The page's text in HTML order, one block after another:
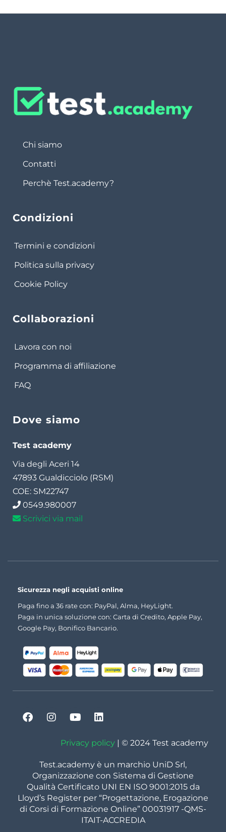
Chi siamo
Contatti
Perchè Test.academy?
Condizioni
Termini e condizioni
Politica sulla privacy
Cookie Policy
Collaborazioni
Lavora con noi
Programma di affiliazione
FAQ
Dove siamo
Test academy
Via degli Aceri 14
47893 Gualdicciolo (RSM)
COE: SM22747
0549.980007
Scrivici via mail
Sicurezza negli acquisti online
Paga fino a 36 rate con: PayPal, Alma, HeyLight.
Paga in unica soluzione con: Carta di Credito, Apple Pay,
Google Pay, Bonifico Bancario.
Privacy policy | © 2024 Test academy
Test.academy è un marchio UniD Srl,
Organizzazione con Sistema di Gestione
Qualità Certificato UNI EN ISO 9001:2015 da
Lloyd’s Register per “Progettazione, Erogazione
di Corsi di Formazione Online” 00031917 -QMS-
ITAIT-ACCREDIA